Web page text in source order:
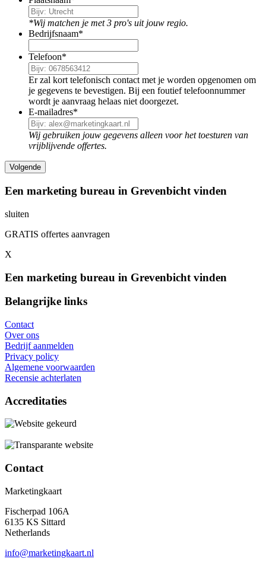
*Wij matchen je met 3 pro's uit jouw regio.
Bedrijfsnaam*
Telefoon*
Er zal kort telefonisch contact met je worden opgenomen om
je gegevens te bevestigen. Bij een foutief telefoonnummer
wordt je aanvraag helaas niet doorgezet.
E-mailadres*
Wij gebruiken jouw gegevens alleen voor het toesturen van
vrijblijvende offertes.
Een marketing bureau in Grevenbicht vinden
sluiten
GRATIS offertes aanvragen
X
Een marketing bureau in Grevenbicht vinden
Belangrijke links
Contact
Over ons
Bedrijf aanmelden
Privacy policy
Algemene voorwaarden
Recensie achterlaten
Accreditaties
Contact
Marketingkaart
Fischerpad 106A
6135 KS Sittard
Netherlands
info@marketingkaart.nl